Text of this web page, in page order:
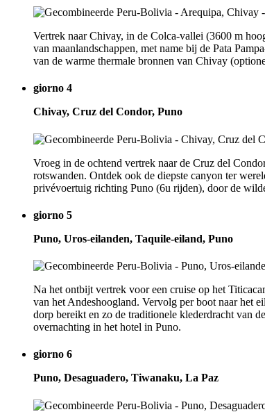
Vertrek naar Chivay, in de Colca-vallei (3600 m
van maanlandschappen, met name bij de Pata
van de warme thermale bronnen van Chivay
giorno 4
Chivay, Cruz del Condor, Puno
Vroeg in de ochtend vertrek naar de Cruz del
rotswanden. Ontdek ook de diepste canyon ter
privévoertuig richting Puno (6u rijden), door de
giorno 5
Puno, Uros-eilanden, Taquile-eiland, Puno
Na het ontbijt vertrek voor een cruise op het
van het Andeshoogland. Vervolg per boot naar het
dorp bereikt en zo de traditionele klederdracht van
overnachting in het hotel in Puno.
giorno 6
Puno, Desaguadero, Tiwanaku, La Paz